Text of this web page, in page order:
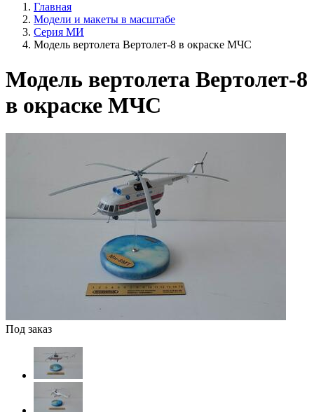
Главная
Модели и макеты в масштабе
Серия МИ
Модель вертолета Вертолет-8 в окраске МЧС
Модель вертолета Вертолет-8
в окраске МЧС
Под заказ